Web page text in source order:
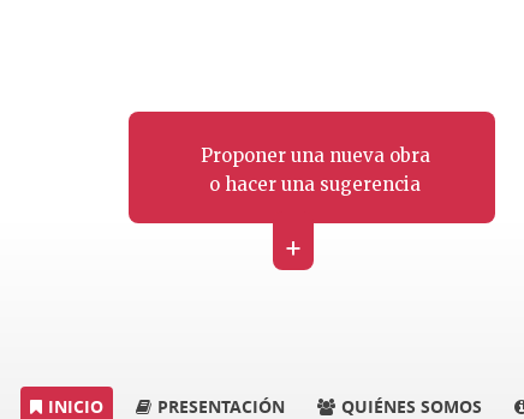
Proponer una nueva obra
o hacer una sugerencia
+
INICIO PRESENTACIÓN QUIÉNES SOMOS